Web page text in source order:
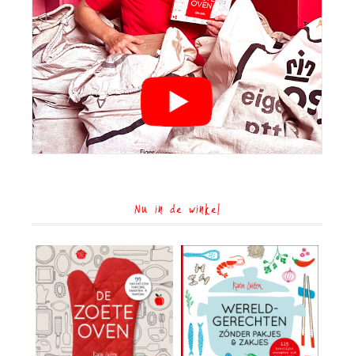
Nu in de winkel